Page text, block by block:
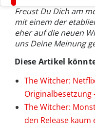
Freust Du Dich am
mit einem der
eher auf die neuen
uns Deine Meinung
Diese Artikel
The Witcher:
Originalbesetzung
The Witcher:
den Release kaum